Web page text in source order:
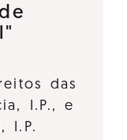
das
I.P., e
I.P.